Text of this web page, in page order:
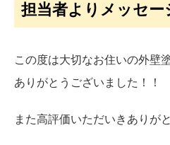
担当者よりメッセー
この度は大切なお住いの外壁
ありがとうございました！！
また高評価いただいきありが